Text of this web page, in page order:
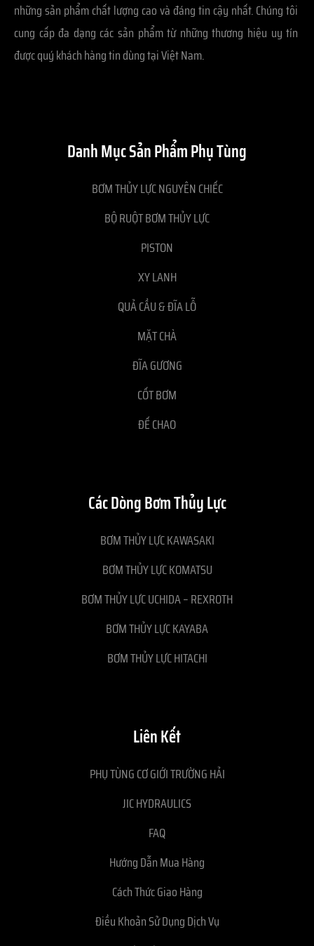
những sản phẩm chất lượng cao và đáng tin cậy nhất. Chúng tôi
cung cấp đa dạng các sản phẩm từ những thương hiệu uy tín
được quý khách hàng tin dùng tại Việt Nam.
Danh Mục Sản Phẩm Phụ Tùng
BƠM THỦY LỰC NGUYÊN CHIẾC
BỘ RUỘT BƠM THỦY LỰC
PISTON
XY LANH
QUẢ CẦU & ĐĨA LỖ
MẶT CHÀ
ĐĨA GƯƠNG
CỐT BƠM
ĐẾ CHAO
Các Dòng Bơm Thủy Lực
BƠM THỦY LỰC KAWASAKI
BƠM THỦY LỰC KOMATSU
BƠM THỦY LỰC UCHIDA – REXROTH
BƠM THỦY LỰC KAYABA
BƠM THỦY LỰC HITACHI
Liên Kết
PHỤ TÙNG CƠ GIỚI TRƯỜNG HẢI
JIC HYDRAULICS
FAQ
Hướng Dẫn Mua Hàng
Cách Thức Giao Hàng
Điều Khoản Sử Dụng Dịch Vụ